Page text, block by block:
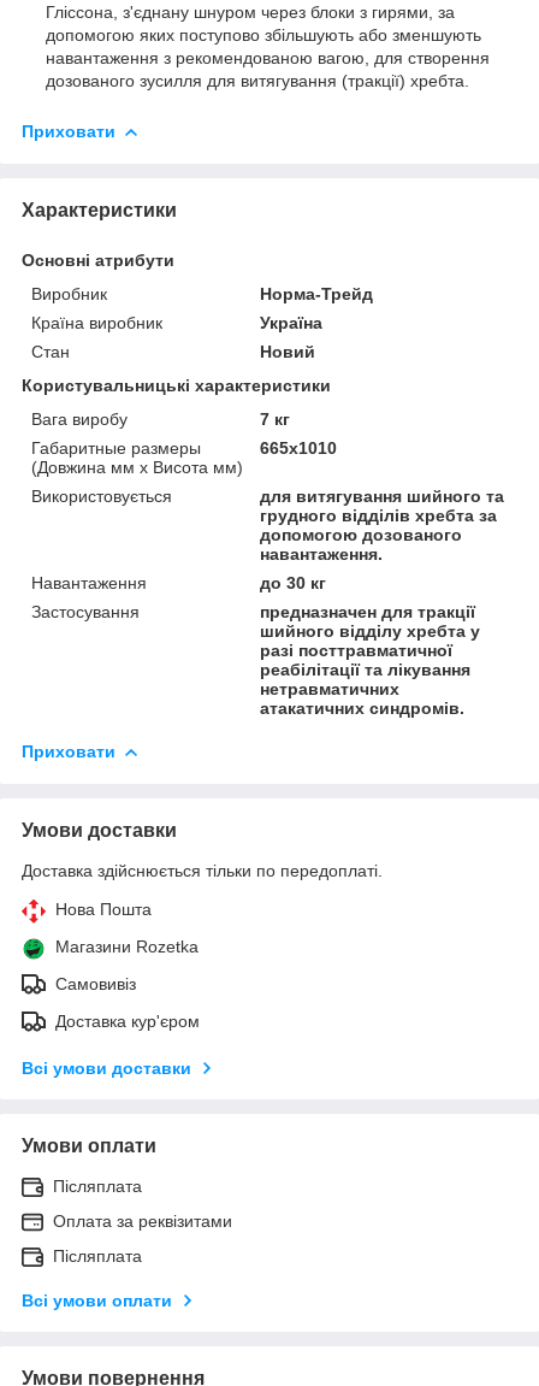
Гліссона, з'єднану шнуром через блоки з гирями, за
допомогою яких поступово збільшують або зменшують
навантаження з рекомендованою вагою, для створення
дозованого зусилля для витягування (тракції) хребта.
Приховати
Характеристики
Основні атрибути
Виробник
Норма-Трейд
Країна виробник
Україна
Стан
Новий
Користувальницькі характеристики
Вага виробу
7 кг
Габаритные размеры
(Довжина мм х Висота мм)
665х1010
Використовується
для витягування шийного та
грудного відділів хребта за
допомогою дозованого
навантаження.
Навантаження
до 30 кг
Застосування
предназначен для тракції
шийного відділу хребта у
разі посттравматичної
реабілітації та лікування
нетравматичних
атакатичних синдромів.
Приховати
Умови доставки
Доставка здійснюється тільки по передоплаті.
Нова Пошта
Магазини Rozetka
Самовивіз
Доставка кур'єром
Всі умови доставки
Умови оплати
Післяплата
Оплата за реквізитами
Післяплата
Всі умови оплати
Умови повернення